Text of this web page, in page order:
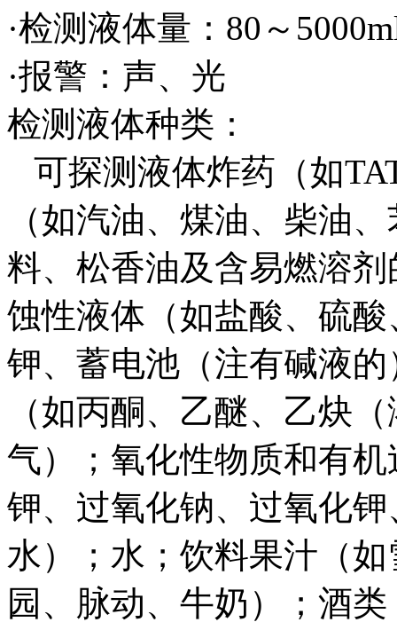
·检测液体量：80～
·报警：声、光
检测液体种类：
可探测液体炸药（如
（如汽油、煤油、柴油
料、松香油及含易燃溶
蚀性液体（如盐酸、硫
钾、蓄电池（注有碱液
（如丙酮、乙醚、乙炔
气）；氧化性物质和有
钾、过氧化钠、过氧化
水）；水；饮料果汁（
园、脉动、牛奶）；酒